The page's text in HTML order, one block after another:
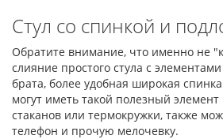
Стул со спинкой и
Обратите внимание, что именно не
слияние простого стула с
брата, более удобная широкая
могут иметь такой полезный элемент
стаканов или термокружки, также
телефон и прочую мелочевку.